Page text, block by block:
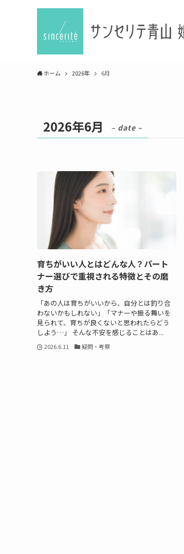
ホーム 2026年 6月
2026年6月 – date –
育ちがいい人とはどんな人？パート
ナー選びで重視される特徴とその磨
き方
「あの人は育ちがいいから、自分とは釣り合
わないかもしれない」「マナーや振る舞いを
見られて、育ちが良くないと思われたらどう
しよう…」 そんな不安を感じることはあ...
2026.6.11 疑問・考察